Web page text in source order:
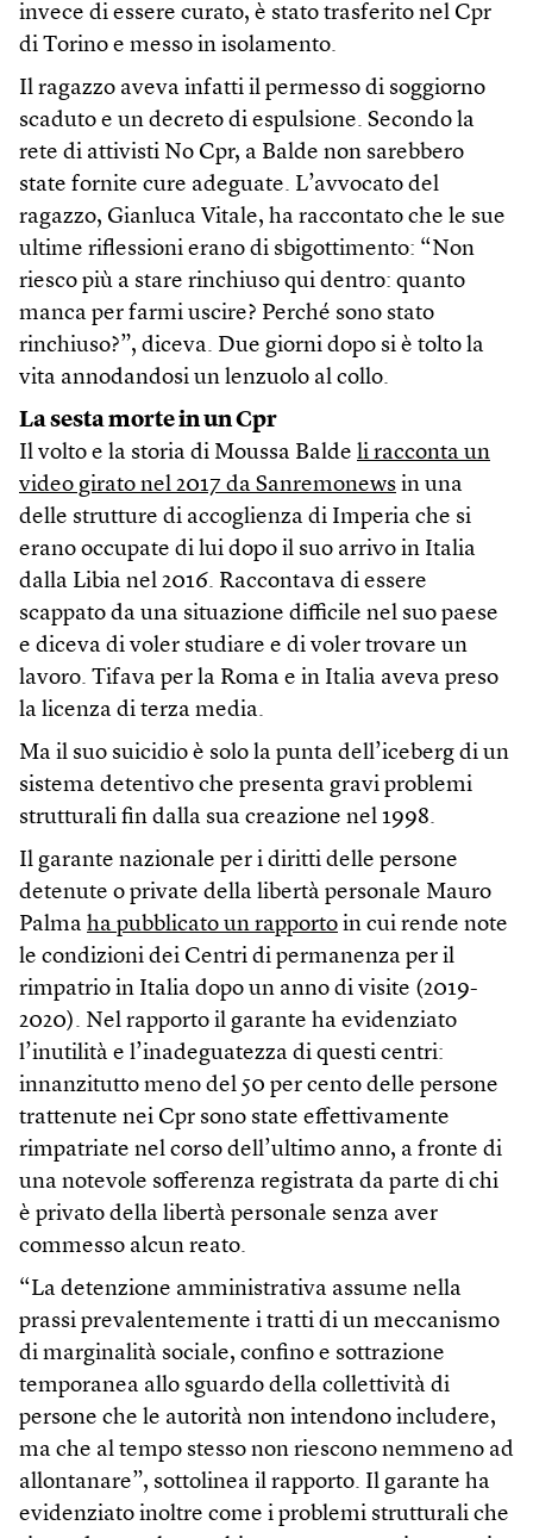
invece di essere curato, è stato trasferito nel Cpr
di Torino e messo in isolamento.
Il ragazzo aveva infatti il permesso di soggiorno
scaduto e un decreto di espulsione. Secondo la
rete di attivisti No Cpr, a Balde non sarebbero
state fornite cure adeguate. L’avvocato del
ragazzo, Gianluca Vitale, ha raccontato che le sue
ultime riflessioni erano di sbigottimento: “Non
riesco più a stare rinchiuso qui dentro: quanto
manca per farmi uscire? Perché sono stato
rinchiuso?”, diceva. Due giorni dopo si è tolto la
vita annodandosi un lenzuolo al collo.
La sesta morte in un Cpr
Il volto e la storia di Moussa Balde li racconta un
video girato nel 2017 da Sanremonews in una
delle strutture di accoglienza di Imperia che si
erano occupate di lui dopo il suo arrivo in Italia
dalla Libia nel 2016. Raccontava di essere
scappato da una situazione difficile nel suo paese
e diceva di voler studiare e di voler trovare un
lavoro. Tifava per la Roma e in Italia aveva preso
la licenza di terza media.
Ma il suo suicidio è solo la punta dell’iceberg di un
sistema detentivo che presenta gravi problemi
strutturali fin dalla sua creazione nel 1998.
Il garante nazionale per i diritti delle persone
detenute o private della libertà personale Mauro
Palma ha pubblicato un rapporto in cui rende note
le condizioni dei Centri di permanenza per il
rimpatrio in Italia dopo un anno di visite (2019-
2020). Nel rapporto il garante ha evidenziato
l’inutilità e l’inadeguatezza di questi centri:
innanzitutto meno del 50 per cento delle persone
trattenute nei Cpr sono state effettivamente
rimpatriate nel corso dell’ultimo anno, a fronte di
una notevole sofferenza registrata da parte di chi
è privato della libertà personale senza aver
commesso alcun reato.
“La detenzione amministrativa assume nella
prassi prevalentemente i tratti di un meccanismo
di marginalità sociale, confino e sottrazione
temporanea allo sguardo della collettività di
persone che le autorità non intendono includere,
ma che al tempo stesso non riescono nemmeno ad
allontanare”, sottolinea il rapporto. Il garante ha
evidenziato inoltre come i problemi strutturali che